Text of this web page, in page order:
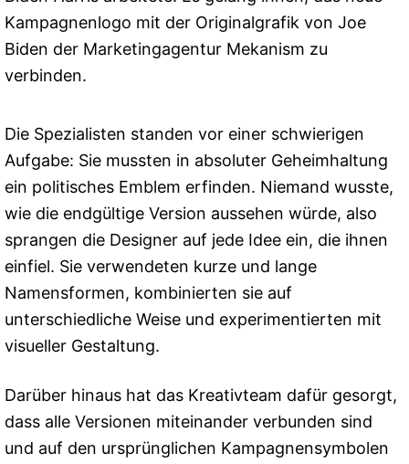
Kampagnenlogo mit der Originalgrafik von Joe
Biden der Marketingagentur Mekanism zu
verbinden.
Die Spezialisten standen vor einer schwierigen
Aufgabe: Sie mussten in absoluter Geheimhaltung
ein politisches Emblem erfinden. Niemand wusste,
wie die endgültige Version aussehen würde, also
sprangen die Designer auf jede Idee ein, die ihnen
einfiel. Sie verwendeten kurze und lange
Namensformen, kombinierten sie auf
unterschiedliche Weise und experimentierten mit
visueller Gestaltung.
Darüber hinaus hat das Kreativteam dafür gesorgt,
dass alle Versionen miteinander verbunden sind
und auf den ursprünglichen Kampagnensymbolen